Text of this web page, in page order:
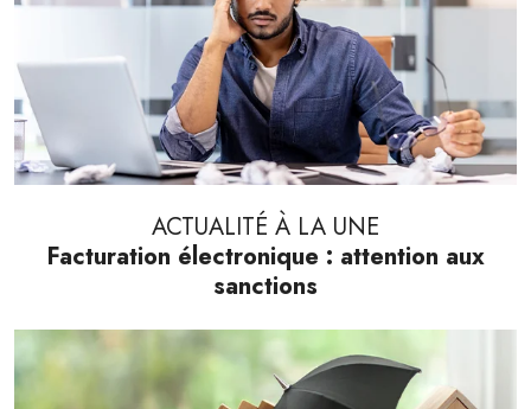
ACTUALITÉ À LA UNE
Facturation électronique : attention aux
sanctions